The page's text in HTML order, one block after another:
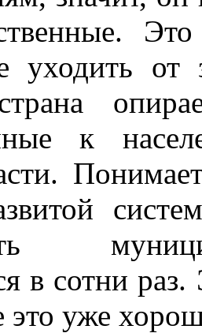
уходить от
к
в сотни
это уже